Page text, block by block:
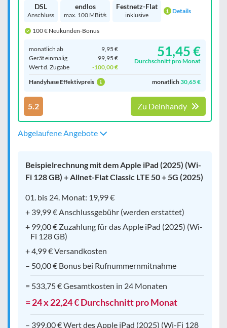
DSL
Anschluss
endlos
max. 100 MBit/s
Festnetz-Flat
inklusive
Details
100 € Neukunden-Bonus
monatlich ab
9,95 €
Gerät einmalig
99,95 €
Wert d. Zugabe
-100,00 €
51,45 €
Durchschnitt pro Monat
Handyhase Effektivpreis monatlich30,65 €
5.2 Zu Deinhandy
Abgelaufene Angebote
Beispielrechnung mit dem Apple iPad (2025) (Wi-
Fi 128 GB) + Allnet-Flat Classic LTE 50 + 5G (2025)
01. bis 24. Monat: 19,99 €
+ 39,99 € Anschlussgebühr (werden erstattet)
+ 99,00 € Zuzahlung für das Apple iPad (2025) (Wi-
Fi 128 GB)
+ 4,99 € Versandkosten
– 50,00 € Bonus bei Rufnummernmitnahme
= 533,75 € Gesamtkosten in 24 Monaten
= 24 x 22,24 € Durchschnitt pro Monat
– 399,00 € Wert des Apple iPad (2025) (Wi-Fi 128